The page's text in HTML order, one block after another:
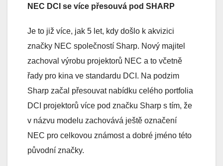
NEC DCI se více přesouvá pod SHARP
Je to již více, jak 5 let, kdy došlo k akvizici
značky NEC společností Sharp. Nový majitel
zachoval výrobu projektorů NEC a to včetně
řady pro kina ve standardu DCI. Na podzim
Sharp začal přesouvat nabídku celého portfolia
DCI projektorů více pod značku Sharp s tím, že
v názvu modelu zachovává ještě označení
NEC pro celkovou známost a dobré jméno této
původní značky.